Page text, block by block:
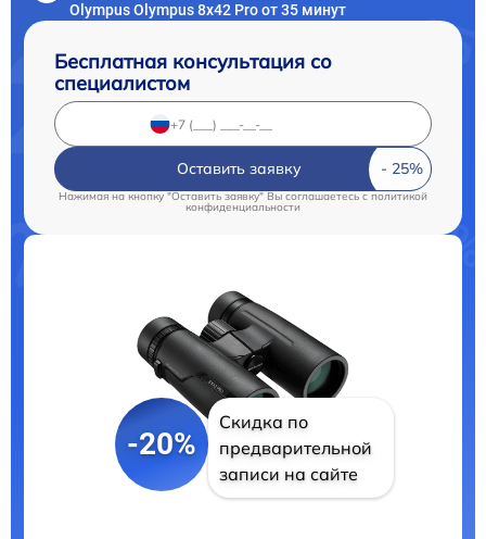
Olympus Olympus 8x42 Pro от 35 минут
Бесплатная консультация со
специалистом
Оставить заявку
Нажимая на кнопку "Оставить заявку" Вы соглашаетесь c политикой
конфиденциальности
-20%
Скидка по
предварительной
записи на сайте